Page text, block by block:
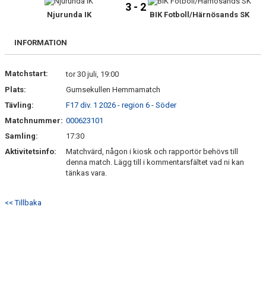
BILDGALLERI
DOKUMENT
Njurunda IK
3 - 2
BIK Fotboll/Härnösands SK
INFORMATION
Matchstart:
tor 30 juli, 19:00
Plats:
Gumsekullen Hemmamatch
Tävling:
F17 div. 1 2026 - region 6 - Söder
Matchnummer: 000623101
Samling:
17:30
Aktivitetsinfo:
Matchvärd, någon i kiosk och rapportör behövs till
denna match. Lägg till i kommentarsfältet vad ni kan
tänkas vara.
<< Tillbaka